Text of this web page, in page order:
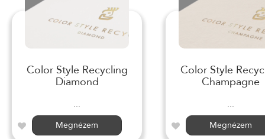
Color Style Recycling
Diamond
...
Megnézem
Color Style
Champagne
...
Megnézem